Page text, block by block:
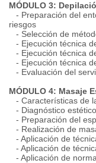
MÓDULO 3:
- Preparación del
riesgos
- Selección de
- Ejecución técnica
- Ejecución técnica
- Ejecución técnica
- Evaluación del
MÓDULO 4: Masaje
- Características de
- Diagnóstico
- Preparación del
- Realización de
- Aplicación de
- Aplicación de
- Aplicación de